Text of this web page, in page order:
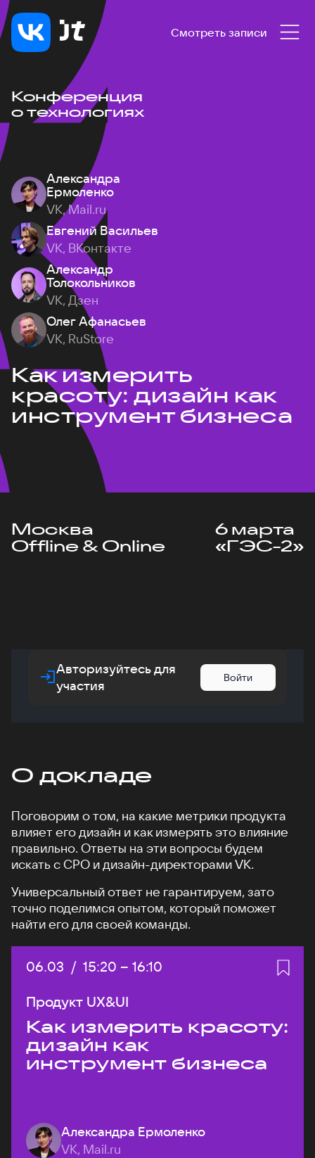
Смотреть записи
Конференция
о технологиях
Александра
Ермоленко
VK, Mail.ru
Евгений Васильев
VK, ВКонтакте
Александр
Толокольников
VK, Дзен
Олег Афанасьев
VK, RuStore
Как измерить
красоту: дизайн как
инструмент бизнеса
Москва
Offline & Online
6 марта
«ГЭС-2»
Авторизуйтесь для
участия
Войти
О докладе
Поговорим о том, на какие метрики продукта
влияет его дизайн и как измерять это влияние
правильно. Ответы на эти вопросы будем
искать с CPO и дизайн-директорами VK.
Универсальный ответ не гарантируем, зато
точно поделимся опытом, который поможет
найти его для своей команды.
Дата:
06.03 / Начало:
15:20 – Конец:
16:10
Продукт UX&UI
Как измерить красоту:
дизайн как
инструмент бизнеса
Александра Ермоленко
VK, Mail.ru